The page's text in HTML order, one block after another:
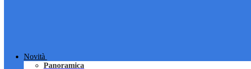
Novità
Panoramica